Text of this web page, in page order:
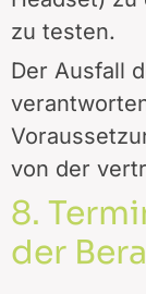
zu testen.
Der Ausfall
von der
8.
der